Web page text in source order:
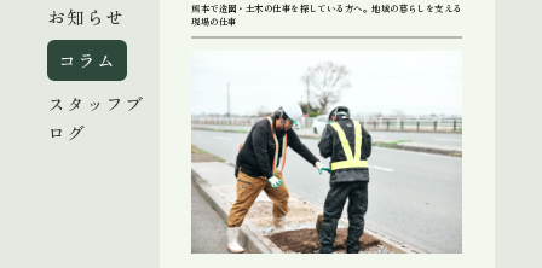
お知らせ
コラム
スタッフブ
ログ
熊本で造園・土木の仕事を探している方へ。地域の暮らしを支える
現場の仕事